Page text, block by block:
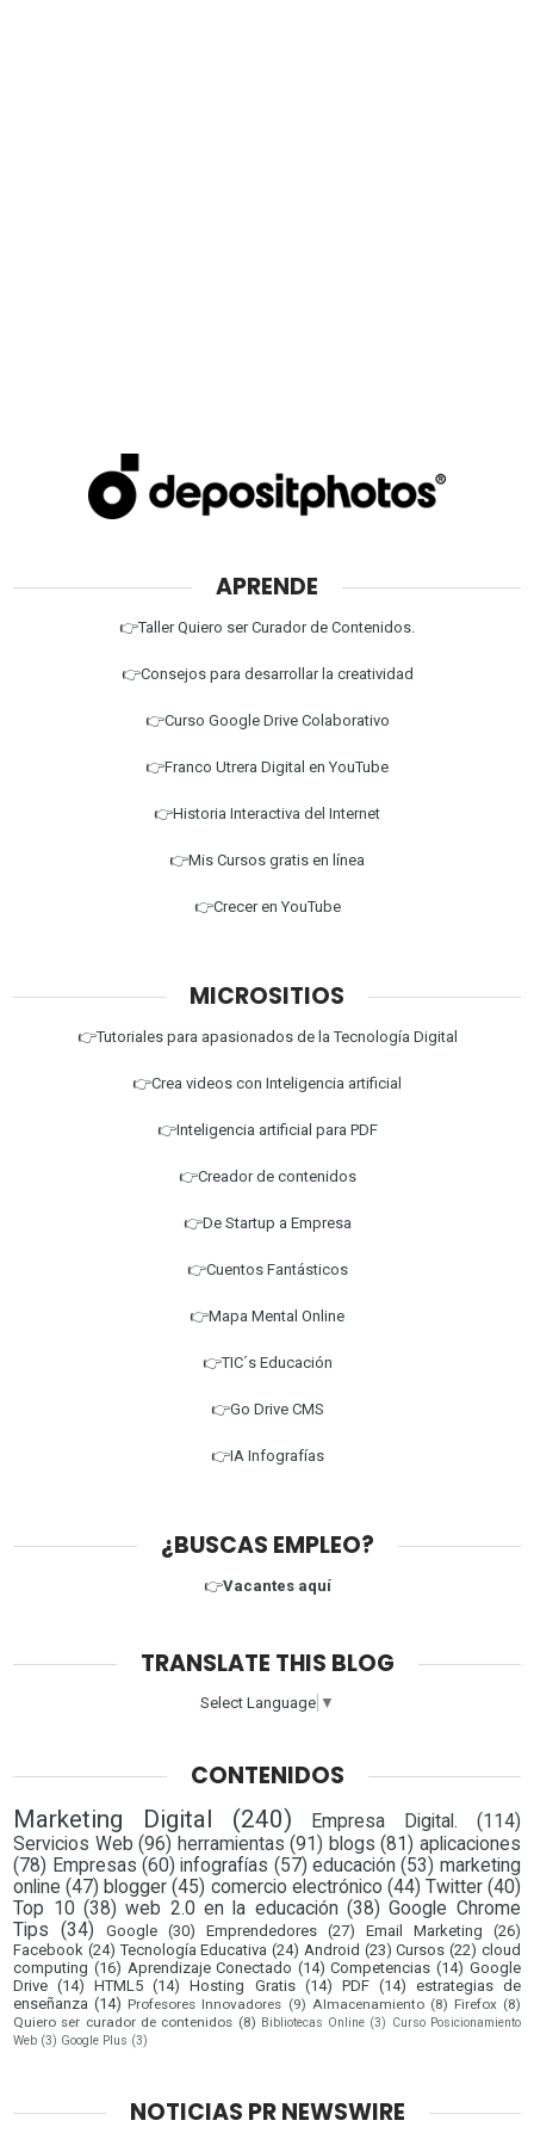
APRENDE
👉Taller Quiero ser Curador de Contenidos.
👉Consejos para desarrollar la creatividad
👉Curso Google Drive Colaborativo
👉Franco Utrera Digital en YouTube
👉Historia Interactiva del Internet
👉Mis Cursos gratis en línea
👉Crecer en YouTube
MICROSITIOS
👉Tutoriales para apasionados de la Tecnología Digital
👉Crea videos con Inteligencia artificial
👉Inteligencia artificial para PDF
👉Creador de contenidos
👉De Startup a Empresa
👉Cuentos Fantásticos
👉Mapa Mental Online
👉TIC´s Educación
👉Go Drive CMS
👉IA Infografías
¿BUSCAS EMPLEO?
👉Vacantes aquí
TRANSLATE THIS BLOG
Select Language ▼
CONTENIDOS
Marketing Digital (240) Empresa Digital.
(114)
Servicios Web (96) herramientas (91) blogs (81) aplicaciones
(78) Empresas (60) infografías (57) educación (53) marketing
online (47) blogger (45) comercio electrónico (44) Twitter (40)
Top 10 (38) web 2.0 en la educación (38) Google Chrome
Tips
(34) Google (30) Emprendedores (27) Email Marketing
(26)
Facebook (24) Tecnología Educativa (24) Android (23) Cursos (22) cloud
computing (16) Aprendizaje Conectado (14) Competencias (14) Google
Drive (14) HTML5 (14) Hosting Gratis (14) PDF (14) estrategias de
enseñanza (14) Profesores Innovadores (9) Almacenamiento (8) Firefox (8)
Quiero ser curador de contenidos (8) Bibliotecas Online (3) Curso Posicionamiento
Web (3) Google Plus (3)
NOTICIAS PR NEWSWIRE